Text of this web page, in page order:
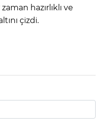
hazırlıklı ve
çizdi.